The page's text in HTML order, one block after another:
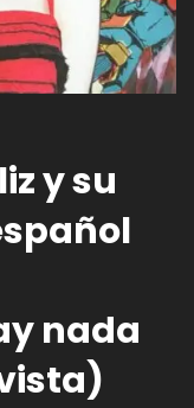
y su
nada